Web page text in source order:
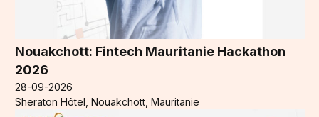
Nouakchott: Fintech Mauritanie Hackathon
2026
28-09-2026
Sheraton Hôtel, Nouakchott, Mauritanie